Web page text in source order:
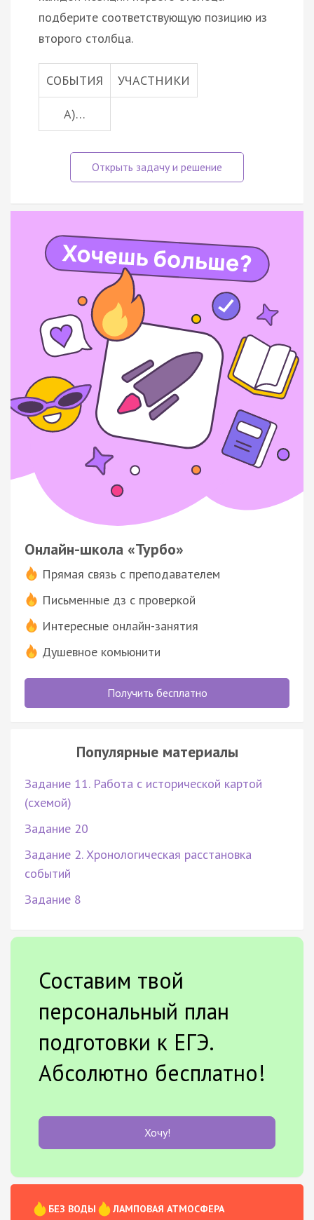
подберите соответствующую позицию из
второго столбца.
СОБЫТИЯ УЧАСТНИКИ
А)…
Онлайн-школа «Турбо»
Прямая связь с преподавателем
Письменные дз с проверкой
Интересные онлайн-занятия
Душевное комьюнити
Получить бесплатно
Популярные материалы
Задание 11. Работа с исторической картой
(схемой)
Задание 20
Задание 2. Хронологическая расстановка
событий
Задание 8
Составим твой
персональный план
подготовки к ЕГЭ.
Абсолютно бесплатно!
Хочу!
БЕЗ ВОДЫ
ЛАМПОВАЯ АТМОСФЕРА